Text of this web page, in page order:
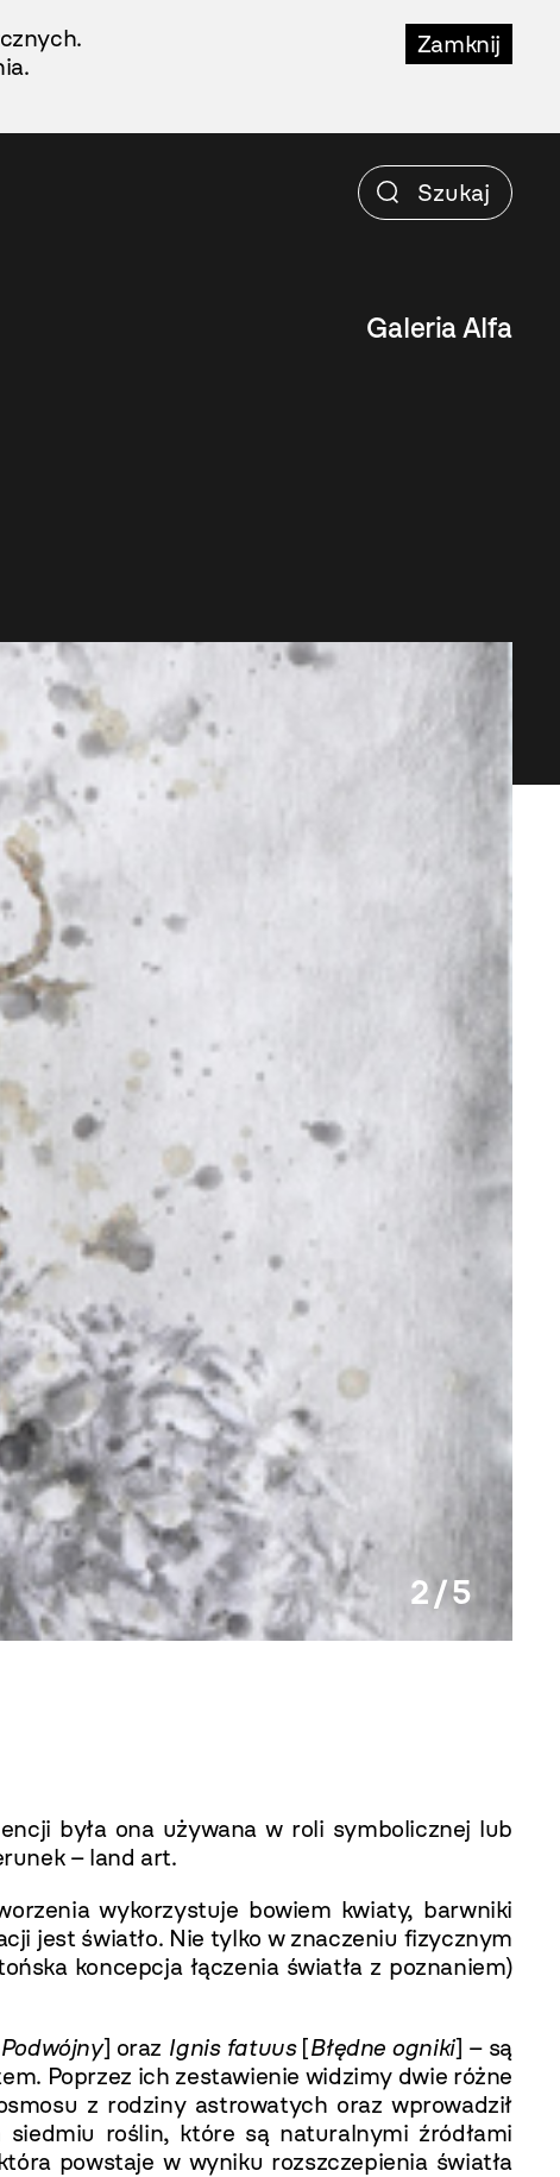
Zamknij
Galeria Alfa
2 / 5
była ona używana w roli symbolicznej lub
– land art.
wykorzystuje bowiem kwiaty, barwniki
jest światło. Nie tylko w znaczeniu fizycznym
koncepcja łączenia światła z poznaniem)
Podwójny] oraz Ignis fatuus[Błędne ogniki] – są
Poprzez ich zestawienie widzimy dwie różne
z rodziny astrowatych oraz wprowadził
roślin, które są naturalnymi źródłami
powstaje w wyniku rozszczepienia światła